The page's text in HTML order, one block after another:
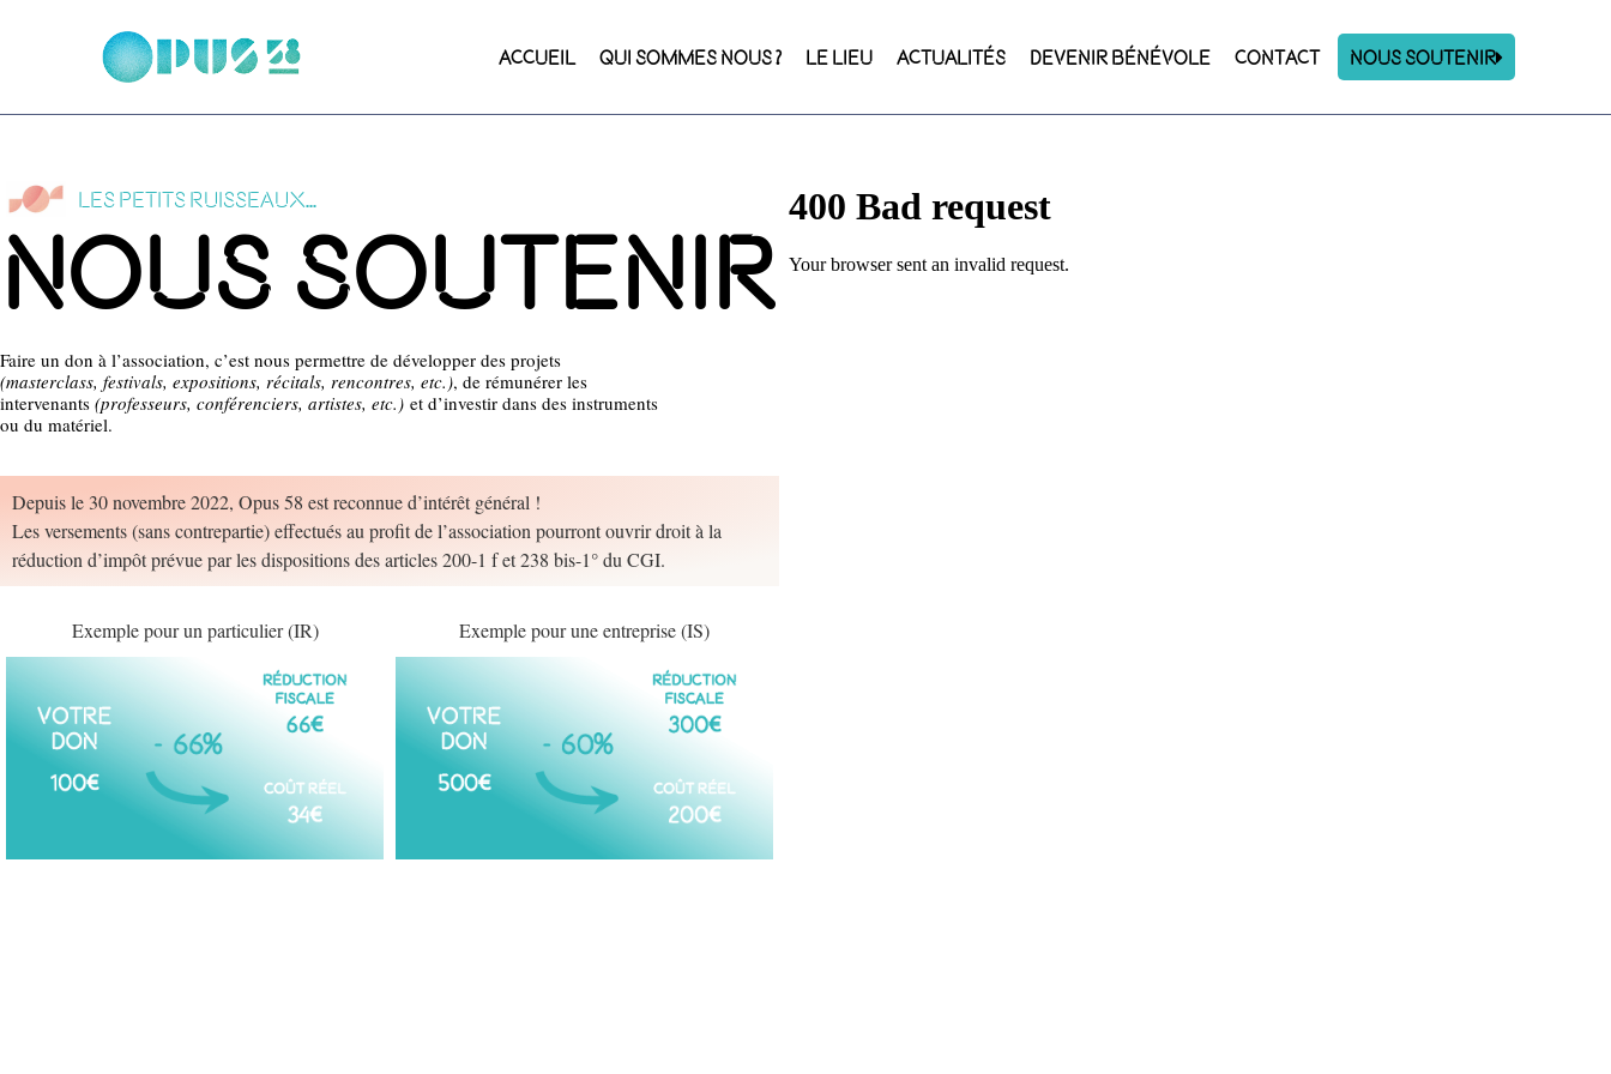
ACCUEIL QUI SOMMES NOUS ? LE LIEU ACTUALITÉS DEVENIR BÉNÉVOLE CONTACT Nous Soutenir
Les petits ruisseaux...
Nous Soutenir
Faire un don à l’association, c’est nous permettre de développer des projets
(masterclass, festivals, expositions, récitals, rencontres, etc.), de rémunérer les
intervenants (professeurs, conférenciers, artistes, etc.) et d’investir dans des instruments
ou du matériel.
Depuis le 30 novembre 2022, Opus 58 est reconnue d’intérêt général !
Les versements (sans contrepartie) effectués au profit de l’association pourront ouvrir droit à la
réduction d’impôt prévue par les dispositions des articles 200-1 f et 238 bis-1° du CGI.
Exemple pour un particulier (IR) Exemple pour une entreprise (IS)